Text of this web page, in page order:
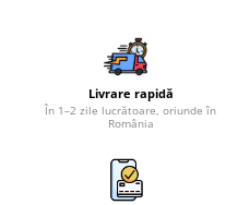
Livrare rapidă
În 1–2 zile lucrătoare, oriunde în
România